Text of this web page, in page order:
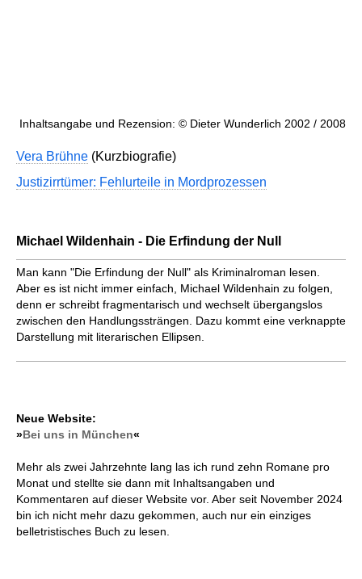
Inhaltsangabe und Rezension: © Dieter Wunderlich 2002 / 2008
Vera Brühne (Kurzbiografie)
Justizirrtümer: Fehlurteile in Mordprozessen
Michael Wildenhain - Die Erfindung der Null
Man kann "Die Erfindung der Null" als Kriminalroman lesen.
Aber es ist nicht immer einfach, Michael Wildenhain zu folgen,
denn er schreibt fragmentarisch und wechselt übergangslos
zwischen den Handlungs­strängen. Dazu kommt eine verknappte
Darstellung mit literarischen Ellipsen.
Neue Website:
»Bei uns in München«
Mehr als zwei Jahrzehnte lang las ich rund zehn Romane pro
Monat und stellte sie dann mit Inhaltsangaben und
Kommentaren auf dieser Website vor. Aber seit November 2024
bin ich nicht mehr dazu gekommen, auch nur ein einziges
belletristisches Buch zu lesen.